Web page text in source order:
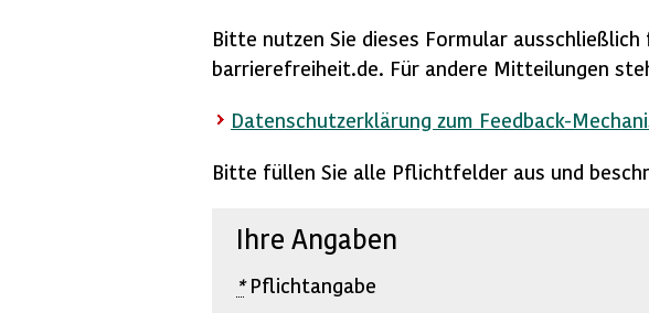
Bitte nutzen Sie dieses Formular
barrierefreiheit.de. Für andere Mitteilungen
Datenschutzerklärung zum Feedback-
Bitte füllen Sie alle Pflichtfelder aus und
Ihre Angaben
*Pflichtangabe